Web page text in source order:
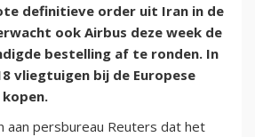
definitieve order uit Iran in de
ook Airbus deze week de
bestelling af te ronden. In
vliegtuigen bij de Europese
aan persbureau Reuters dat het